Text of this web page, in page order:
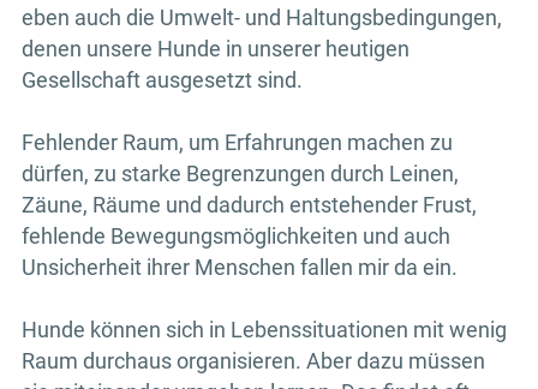
eben auch die Umwelt- und Haltungsbedingungen,
denen unsere Hunde in unserer heutigen
Gesellschaft ausgesetzt sind.
Fehlender Raum, um Erfahrungen machen zu
dürfen, zu starke Begrenzungen durch Leinen,
Zäune, Räume und dadurch entstehender Frust,
fehlende Bewegungsmöglichkeiten und auch
Unsicherheit ihrer Menschen fallen mir da ein.
Hunde können sich in Lebenssituationen mit wenig
Raum durchaus organisieren. Aber dazu müssen